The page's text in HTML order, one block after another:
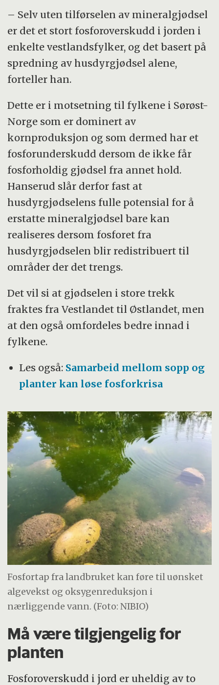
– Selv uten tilførselen av mineralgjødsel
er det et stort fosforoverskudd i jorden i
enkelte vestlandsfylker, og det basert på
spredning av husdyrgjødsel alene,
forteller han.
Dette er i motsetning til fylkene i Sørøst-
Norge som er dominert av
kornproduksjon og som dermed har et
fosforunderskudd dersom de ikke får
fosforholdig gjødsel fra annet hold.
Hanserud slår derfor fast at
husdyrgjødselens fulle potensial for å
erstatte mineralgjødsel bare kan
realiseres dersom fosforet fra
husdyrgjødselen blir redistribuert til
områder der det trengs.
Det vil si at gjødselen i store trekk
fraktes fra Vestlandet til Østlandet, men
at den også omfordeles bedre innad i
fylkene.
Les også: Samarbeid mellom sopp og
planter kan løse fosforkrisa
Fosfortap fra landbruket kan føre til uønsket
algevekst og oksygenreduksjon i
nærliggende vann. (Foto: NIBIO)
Må være tilgjengelig for
planten
Fosforoverskudd i jord er uheldig av to